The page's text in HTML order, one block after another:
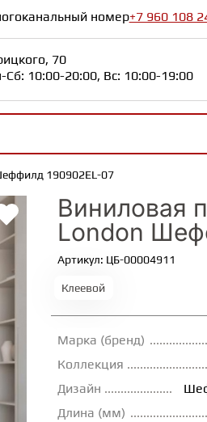
номер+7 960 108
70
Сб: 10:00-20:00, Вс: 10:00-19:00
190902EL-07
Виниловая
London
Артикул: ЦБ-00004911
Клеевой
Марка (бренд)
Коллекция
Дизайн
Длина (мм)